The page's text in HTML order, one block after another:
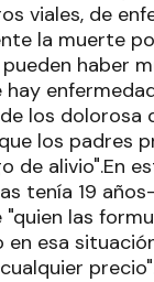
viales, de
la muerte
haber
los
los padres
de alivio".En
tenía 19
las
esa